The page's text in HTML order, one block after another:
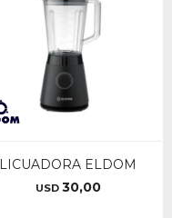
LICUADORA ELDOM
USD 30,00